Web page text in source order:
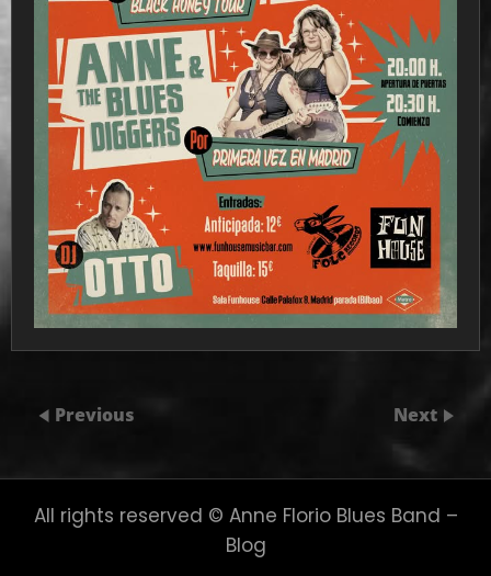
Previous Next
All rights reserved © Anne Florio Blues Band –
Blog